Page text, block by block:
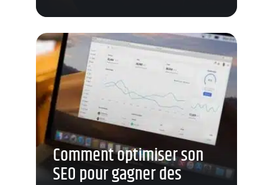
Comment optimiser son
SEO pour gagner des